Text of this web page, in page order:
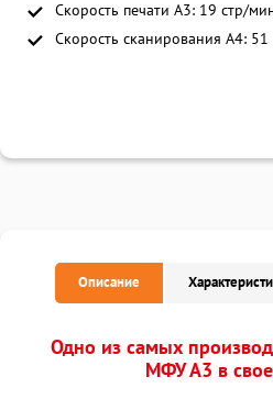
Скорость печати A3: 19 стр/
Скорость сканирования A4:
Описание
Одно из самых
МФУ А3 в